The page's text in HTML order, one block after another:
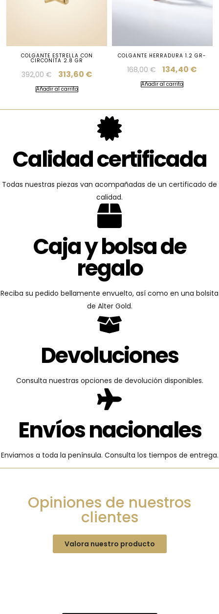
COLGANTE ESTRELLA CON
CIRCONITA 2.8 GR
392,00 € 313,60 €
Añadir al carrito
COLGANTE HERRADURA 1.2 GR-
168,00€ 134,40 €
Añadir al carrito
Calidad certificada
Todas nuestras piezas van acompañadas de un certificado de
calidad.
Caja y bolsa de
regalo
Reciba su pedido bellamente envuelto, así como en una bolsita
de Alter Gold.
Devoluciones
Consulta nuestras opciones de devolución disponibles.
Envíos nacionales
Enviamos a toda la península. Consulta los tiempos de entrega.
Opiniones de nuestros
clientes
Valora nuestro producto